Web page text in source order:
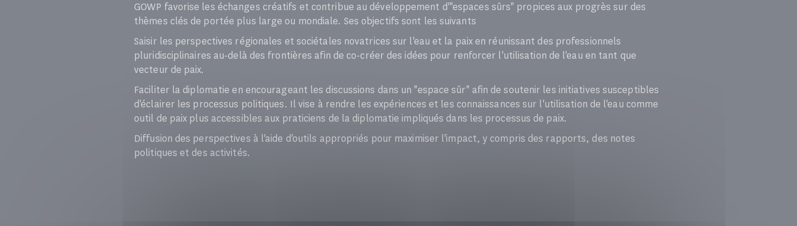
GOWP favorise les échanges créatifs et contribue au développement d'"espaces sûrs" propices aux progrès sur des
thèmes clés de portée plus large ou mondiale. Ses objectifs sont les suivants
Saisir les perspectives régionales et sociétales novatrices sur l'eau et la paix en réunissant des professionnels
pluridisciplinaires au-delà des frontières afin de co-créer des idées pour renforcer l'utilisation de l'eau en tant que
vecteur de paix.
Faciliter la diplomatie en encourageant les discussions dans un "espace sûr" afin de soutenir les initiatives susceptibles
d'éclairer les processus politiques. Il vise à rendre les expériences et les connaissances sur l'utilisation de l'eau comme
outil de paix plus accessibles aux praticiens de la diplomatie impliqués dans les processus de paix.
Diffusion des perspectives à l'aide d'outils appropriés pour maximiser l'impact, y compris des rapports, des notes
politiques et des activités.